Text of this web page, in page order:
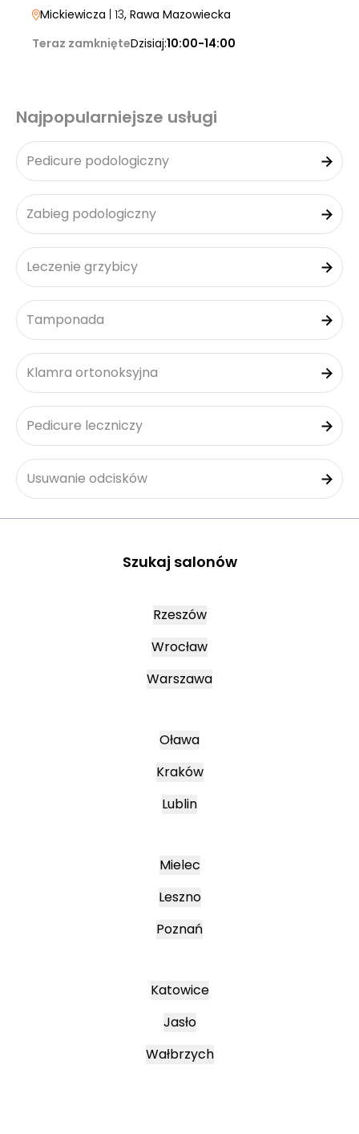
Mickiewicza | 13, Rawa Mazowiecka
Teraz zamknięteDzisiaj:10:00-14:00
Najpopularniejsze usługi
Pedicure podologiczny
Zabieg podologiczny
Leczenie grzybicy
Tamponada
Klamra ortonoksyjna
Pedicure leczniczy
Usuwanie odcisków
Szukaj salonów
Rzeszów
Wrocław
Warszawa
Oława
Kraków
Lublin
Mielec
Leszno
Poznań
Katowice
Jasło
Wałbrzych